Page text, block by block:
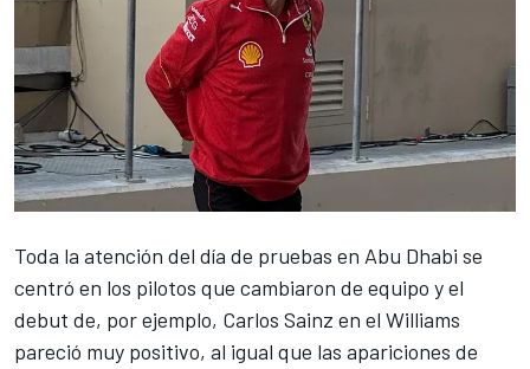
Toda la atención del día de pruebas en Abu Dhabi se
centró en los pilotos que cambiaron de equipo y el
debut de, por ejemplo, Carlos Sainz en el Williams
pareció muy positivo, al igual que las apariciones de